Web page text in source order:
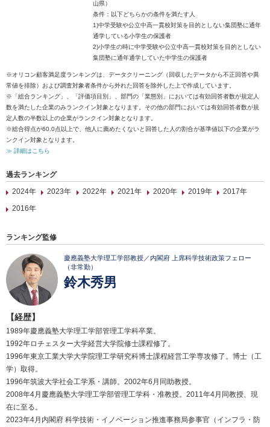
山県）
条件：以下どちらかの条件を満たす人
1)中学受験や公立中高一貫校対策を目的としない集団塾に通年
通学している小学生の保護者
2)小学生の時に中学受験や公立中高一貫校対策を目的としない
集団塾に通年通学していた中学生の保護者
※オリコン顧客満足度ランキングは、データクリーニング（回収したデータから不正回答や異
常値を排除）および調査対象者条件から外れた回答を除外した上で作成しています。
※「総合ランキング」、「評価項目別」、部門の「業態別」においては有効回答者数が規定人
数を満たした企業のみランクイン対象となります。その他の部門においては有効回答者数が規
定人数の半数以上の企業がランクイン対象となります。
※総合得点が60.0点以上で、他人に薦めたくないと回答した人の割合が基準値以下の企業がラ
ンクイン対象となります。
≫ 詳細はこちら
過去ランキング
2024年
2023年 2022年 2021年 2020年 2019年
2017年
2016年
ランキング監修
慶應義塾大学理工学部教授／内閣府 上席科学技術政策フェロー
（非常勤）
鈴木秀男
【経歴】
1989年慶應義塾大学理工学部管理工学科卒業。
1992年ロチェスター大学経営大学院修士課程修了。
1996年東京工業大学大学院理工学研究科博士課程経営工学専攻修了。博士（工
学）取得。
1996年筑波大学社会工学系・講師。2002年6月同助教授。
2008年4月慶應義塾大学理工学部管理工学科・准教授。2011年4月同教授、現
在に至る。
2023年4月内閣府 科学技術・イノベーション推進事務局参事官（インフラ・防